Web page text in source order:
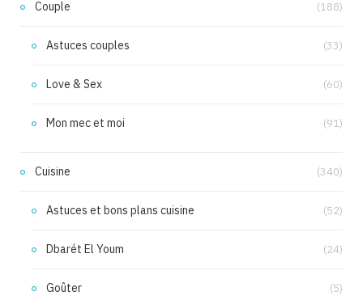
Couple (188)
Astuces couples (33)
Love & Sex (60)
Mon mec et moi (91)
Cuisine (340)
Astuces et bons plans cuisine (52)
Dbarét El Youm (24)
Goûter (5)